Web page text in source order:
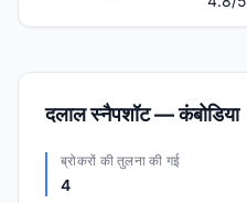
दलाल स्नैपशॉट — कंबोडिया
ब्रोकरों की तुलना की गई
4